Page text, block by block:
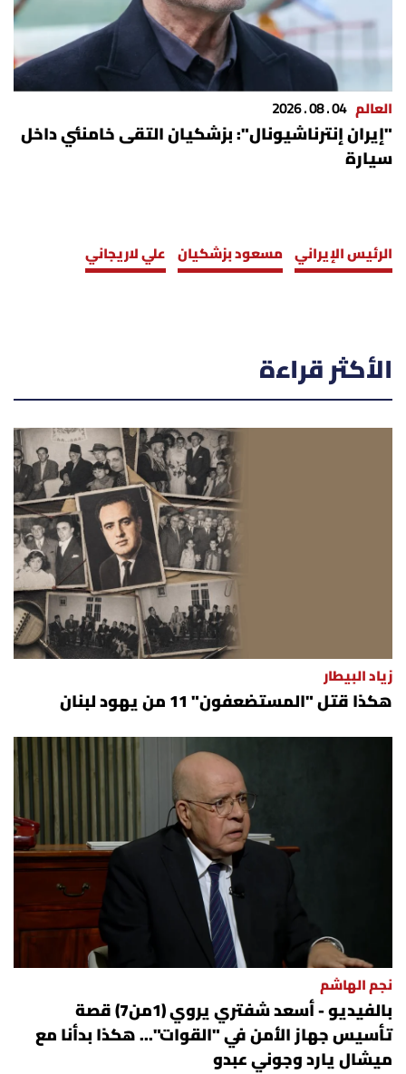
العالم 04 . 08 . 2026
"إيران إنترناشيونال": بزشكيان التقى خامنئي داخل
سيارة
الرئيس الإيراني مسعود بزشكيان علي لاريجاني
الأكثر قراءة
زياد البيطار
هكذا قتل "المستضعفون" 11 من يهود لبنان
نجم الهاشم
بالفيديو - أسعد شفتري يروي (1من7) قصة
تأسيس جهاز الأمن في "القوات"... هكذا بدأنا مع
ميشال يارد وجوني عبدو